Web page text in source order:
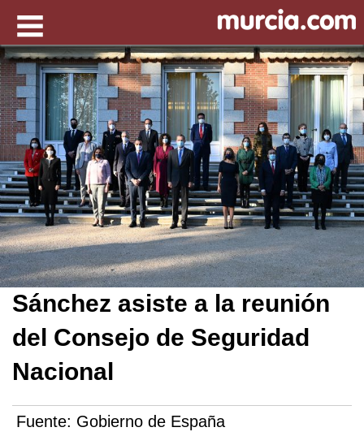
Sánchez asiste a la reunión
del Consejo de Seguridad
Nacional
Fuente: Gobierno de España